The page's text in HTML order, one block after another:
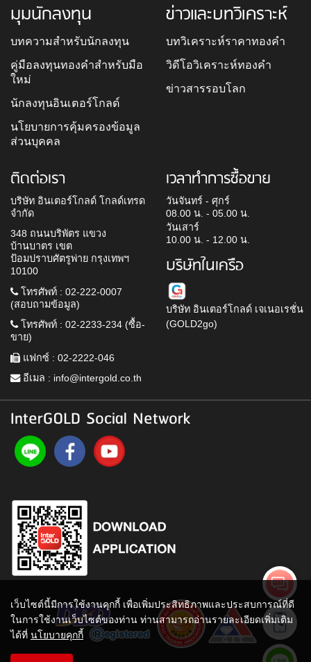
มุมนักลงทุน
บทความสำหรับนักลงทุน
คู่มือลงทุนทองคำสำหรับมือ
ใหม่
นักลงทุนอินเตอร์โกลด์
นโยบายการคุ้มครองข้อมูล
ส่วนบุคคล
ข่าวและบทวิเคราะห์
บทวิเคราะห์ราคาทองคำ
วิดีโอวิเคราะห์ทองคำ
ข่าวสารรอบโลก
ติดต่อเรา
บริษัท อินเตอร์โกลด์ โกลด์เทรด
จำกัด
348 ถนนบริพัตร แขวง
บ้านบาตร เขต
ป้อมปราบศัตรูพ่าย กรุงเทพฯ
10100
โทรศัพท์ : 02-222-0007
(สอบถามข้อมูล)
โทรศัพท์ : 02-2233-234 (ซื้อ-
ขาย)
แฟกซ์ : 02-2222-046
อีเมล : info@intergold.co.th
เวลาทำการซื้อขาย
วันจันทร์ - ศุกร์
08.00 น. - 05.00 น.
วันเสาร์
10.00 น. - 12.00 น.
บริษัทในเครือ
บริษัท อินเตอร์โกลด์ เจเนอเรชั่น
(GOLD2go)
InterGOLD Social Network
เว็บไซต์นี้มีการใช้งานคุกกี้ เพื่อเพิ่มประสิทธิภาพและประสบการณ์ที่ดี
ในการใช้งานเว็บไซต์ของท่าน ท่านสามารถอ่านรายละเอียดเพิ่มเติม
ได้ที่ นโยบายคุกกี้